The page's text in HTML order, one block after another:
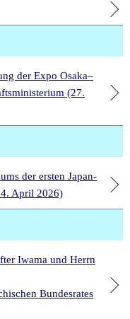
der Expo Osaka–
(27.
der ersten Japan-
April 2026)
Iwama und Herrn
Bundesrates